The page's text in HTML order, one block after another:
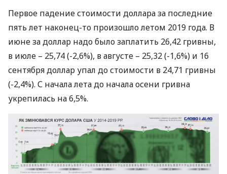
Первое падение стоимости доллара за последние
пять лет наконец-то произошло летом 2019 года. В
июне за доллар надо было заплатить 26,42 гривны,
в июле – 25,74 (-2,6%), в августе – 25,32 (-1,6%) и 16
сентября доллар упал до стоимости в 24,71 гривны
(-2,4%). С начала лета до начала осени гривна
укрепилась на 6,5%.